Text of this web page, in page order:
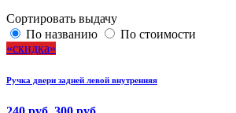
Сортировать выдачу
По названию
По стоимости
скидка
Ручка двери задней левой внутренняя